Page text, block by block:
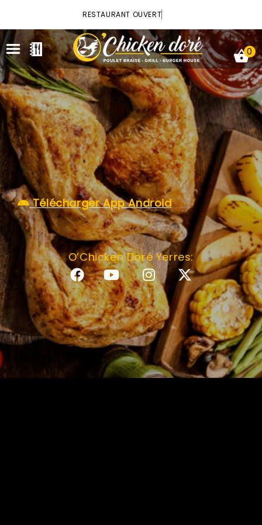
RESTAURANT OUVERT
ACCUEIL
LA CARTE
VOTRE COMPTE
NOTRE RESTAURANT
VOS AVIS
MENTIONS LÉGALES
C.G.V
0
Télécharger App Android
O’Chicken Doré Yerres: